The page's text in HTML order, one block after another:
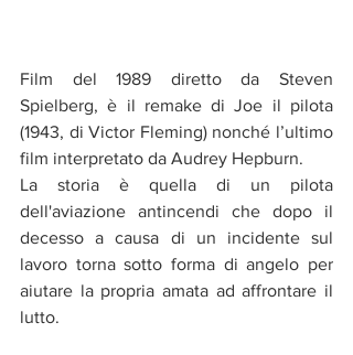
Film del 1989 diretto da Steven
Spielberg, è il remake di Joe il pilota
(1943, di Victor Fleming) nonché l’ultimo
film interpretato da Audrey Hepburn.
La storia è quella di un pilota
dell'aviazione antincendi che dopo il
decesso a causa di un incidente sul
lavoro torna sotto forma di angelo per
aiutare la propria amata ad affrontare il
lutto.